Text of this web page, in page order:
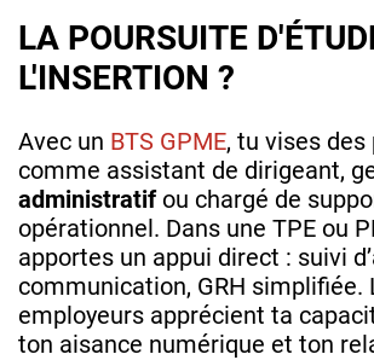
LA POURSUITE
L'INSERTION ?
Avec un BTS GPME, tu vises des
comme assistant de dirigeant,
administratifou chargé de
opérationnel. Dans une TPE ou
apportes un appui direct : suivi
communication, GRH simplifiée.
employeurs apprécient ta
ton aisance numérique et ton